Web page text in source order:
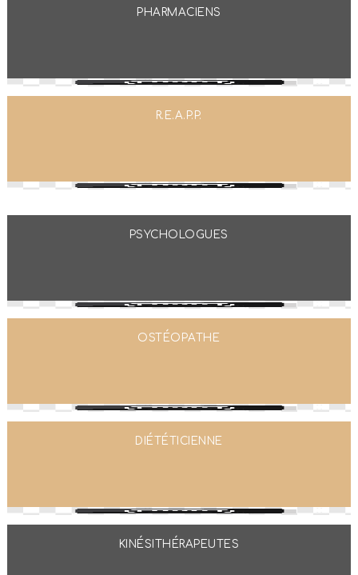
PHARMACIENS
R.E.A.P.P.
PSYCHOLOGUES
OSTÉOPATHE
DIÉTÉTICIENNE
KINÉSITHÉRAPEUTES